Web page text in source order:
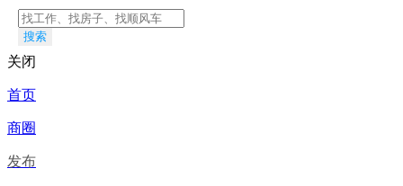
搜索
关闭
首页
商圈
发布